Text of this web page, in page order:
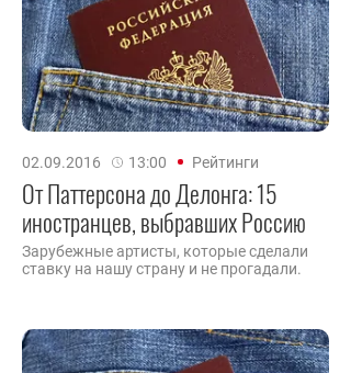
02.09.2016 13:00 Рейтинги
От Паттерсона до Делонга: 15
иностранцев, выбравших Россию
Зарубежные артисты, которые сделали
ставку на нашу страну и не прогадали.